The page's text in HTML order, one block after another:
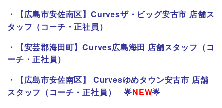
・
【広島市安佐南区】Curvesザ・ビッグ安古市 店舗ス
タッフ（コーチ・正社員）
・
【安芸郡海田町】Curves広島海田 店舗スタッフ（コ
ーチ・正社員）
・
【広島市安佐南区】 Curvesゆめタウン安古市 店舗
スタッフ（コーチ・正社員）
🌟NEW🌟